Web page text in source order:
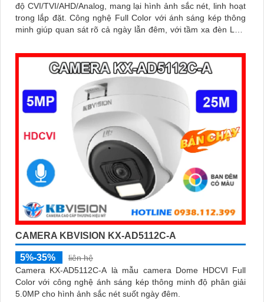
độ CVI/TVI/AHD/Analog, mang lại hình ảnh sắc nét, linh hoạt
trong lắp đặt. Công nghệ Full Color với ánh sáng kép thông
minh giúp quan sát rõ cả ngày lẫn đêm, với tầm xa đèn LED
CAMERA KBVISION KX-AD5112C-A
5%-35%
liên hệ
Camera KX-AD5112C-A là mẫu camera Dome HDCVI Full
Color với công nghệ ánh sáng kép thông minh độ phân giải
5.0MP cho hình ảnh sắc nét suốt ngày đêm.